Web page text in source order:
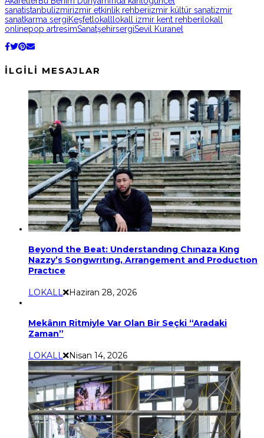
sanatistanbulizmirizmir etkinlik rehberiizmir kültür sanatizmir
sanatkarma sergiKeşfetlokalllokall izmir kent rehberilokall
onlinepop artresimSanatşehirsergiSevil Kuranel
İLGILI MESAJLAR
Beyond the Beat: Understandıng Chınaza Kıng
Nazzy’s Songwrıtıng, Arrangement and Productıon
Practıce
LOKALL Haziran 28, 2026
Mekânın Ritmiyle Var Olan Bir Seçki “Aradaki
Zaman”
LOKALL Nisan 14, 2026